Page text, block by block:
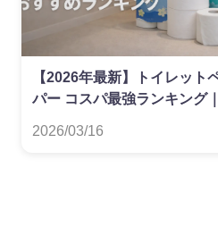
【2026年最新】トイレット
パー コスパ最強ランキング
2026/03/16